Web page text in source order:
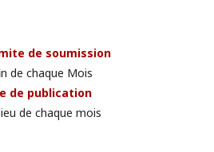
de soumission
de chaque Mois
de publication
de chaque mois